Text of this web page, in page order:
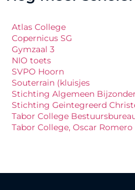
Atlas College
Copernicus SG
Gymzaal 3
NIO toets
SVPO Hoorn
Souterrain (kluisjes
Stichting Algemeen
Stichting Geintegreerd
Tabor College
Tabor College, Oscar Romero